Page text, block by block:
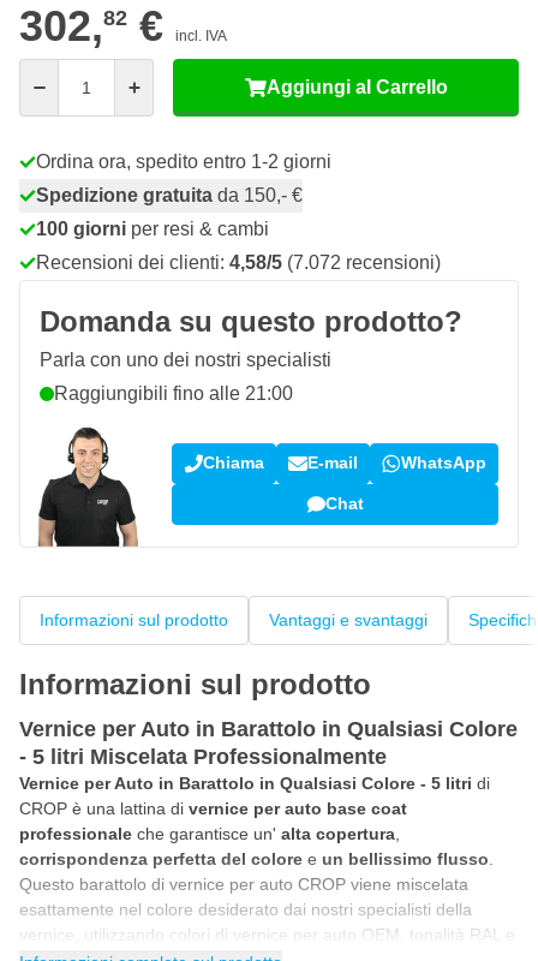
302,82 € incl. IVA
Aggiungi al Carrello
Ordina ora, spedito entro 1-2 giorni
Spedizione gratuita da 150,- €
100 giorni per resi & cambi
Recensioni dei clienti: 4,58/5 (7.072 recensioni)
Domanda su questo prodotto?
Parla con uno dei nostri specialisti
Raggiungibili fino alle 21:00
Chiama E-mail WhatsApp
Chat
Informazioni sul prodotto Vantaggi e svantaggi
Informazioni sul prodotto
Vernice per Auto in Barattolo in Qualsiasi Colore
- 5 litri Miscelata Professionalmente
Vernice per Auto in Barattolo in Qualsiasi Colore - 5 litri di
CROP è una lattina di vernice per auto base coat
professionale che garantisce un' alta copertura,
corrispondenza perfetta del colore e un bellissimo flusso.
Questo barattolo di vernice per auto CROP viene miscelata
esattamente nel colore desiderato dai nostri specialisti della
vernice, utilizzando colori di vernice per auto OEM, tonalità RAL e